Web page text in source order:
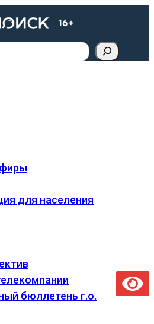
для населения
бюллетень г.о.